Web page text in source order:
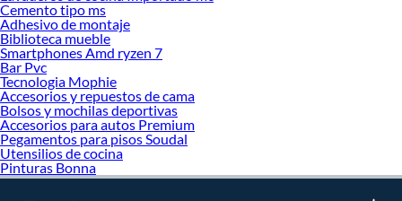
Cemento tipo ms
Adhesivo de montaje
Biblioteca mueble
Smartphones Amd ryzen 7
Bar Pvc
Tecnologia Mophie
Accesorios y repuestos de cama
Bolsos y mochilas deportivas
Accesorios para autos Premium
Pegamentos para pisos Soudal
Utensilios de cocina
Pinturas Bonna